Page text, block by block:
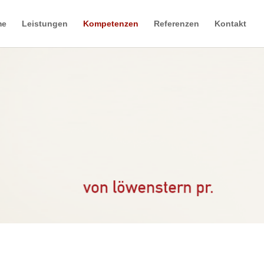
Leistungen Kompetenzen Referenzen Kontakt